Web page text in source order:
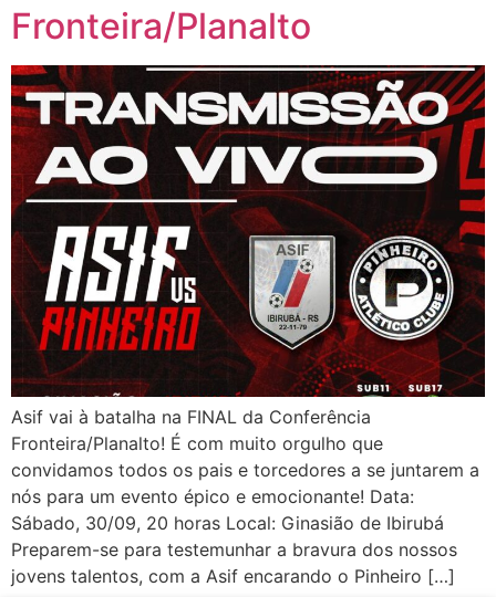
Fronteira/Planalto
Asif vai à batalha na FINAL da Conferência
Fronteira/Planalto! É com muito orgulho que
convidamos todos os pais e torcedores a se juntarem a
nós para um evento épico e emocionante! Data:
Sábado, 30/09, 20 horas Local: Ginasião de Ibirubá
Preparem-se para testemunhar a bravura dos nossos
jovens talentos, com a Asif encarando o Pinheiro […]